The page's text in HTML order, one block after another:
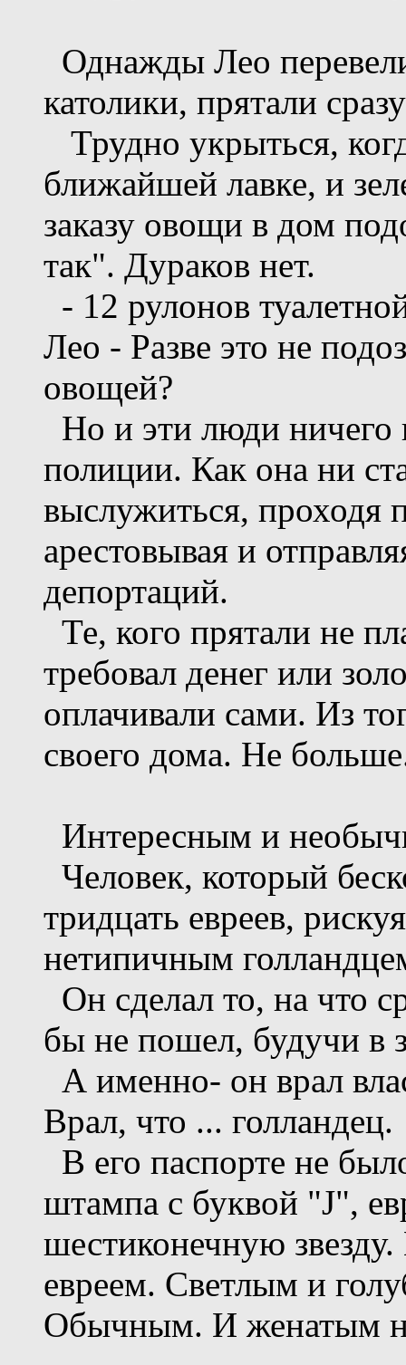
Однажды Лео
католики, прятали
Трудно укрыться,
ближайшей лавке, и
заказу овощи в дом
так". Дураков нет.
- 12 рулонов
Лео - Разве это не
овощей?
Но и эти люди ничего
полиции. Как она ни
выслужиться, проходя
арестовывая и
депортаций.
Те, кого прятали не
требовал денег или
оплачивали сами. Из
своего дома. Не
Интересным и
Человек, который
тридцать евреев,
нетипичным
Он сделал то, на что
бы не пошел, будучи в
А именно- он врал
Врал, что ... голландец.
В его паспорте не
штампа с буквой "J",
шестиконечную
евреем. Светлым и
Обычным. И женатым